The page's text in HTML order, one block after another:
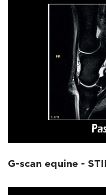
G-scan equine -